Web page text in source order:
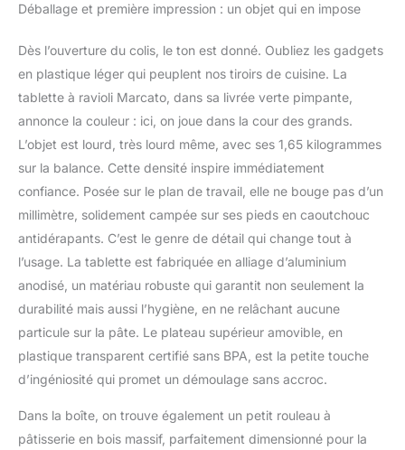
solide et la grille amovible
des raviolis très facile et
rapide Made in Italy:
réalisé entièrement en
Déballage et première impression : un objet qui en impose
Dès l’ouverture du colis, le ton est donné. Oubliez les gadgets
en plastique léger qui peuplent nos tiroirs de cuisine. La
tablette à ravioli Marcato, dans sa livrée verte pimpante,
annonce la couleur : ici, on joue dans la cour des grands.
L’objet est lourd, très lourd même, avec ses 1,65 kilogrammes
sur la balance. Cette densité inspire immédiatement
confiance. Posée sur le plan de travail, elle ne bouge pas d’un
millimètre, solidement campée sur ses pieds en caoutchouc
antidérapants. C’est le genre de détail qui change tout à
l’usage. La tablette est fabriquée en alliage d’aluminium
anodisé, un matériau robuste qui garantit non seulement la
durabilité mais aussi l’hygiène, en ne relâchant aucune
particule sur la pâte. Le plateau supérieur amovible, en
plastique transparent certifié sans BPA, est la petite touche
d’ingéniosité qui promet un démoulage sans accroc.
Dans la boîte, on trouve également un petit rouleau à
pâtisserie en bois massif, parfaitement dimensionné pour la